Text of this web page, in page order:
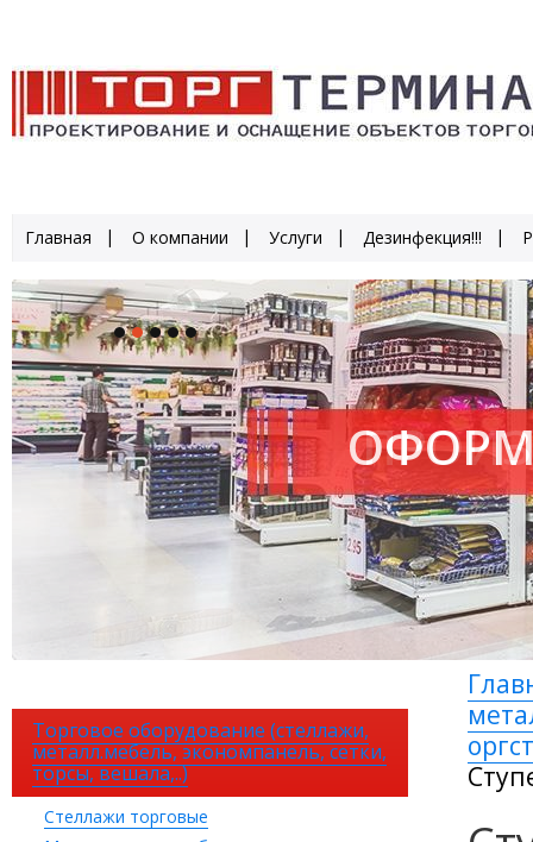
Главная О компании Услуги Дезинфекция!!!
Торговое оборудование (стеллажи,
металл.мебель, экономпанель, сетки,
торсы, вешала,..)
Стеллажи торговые